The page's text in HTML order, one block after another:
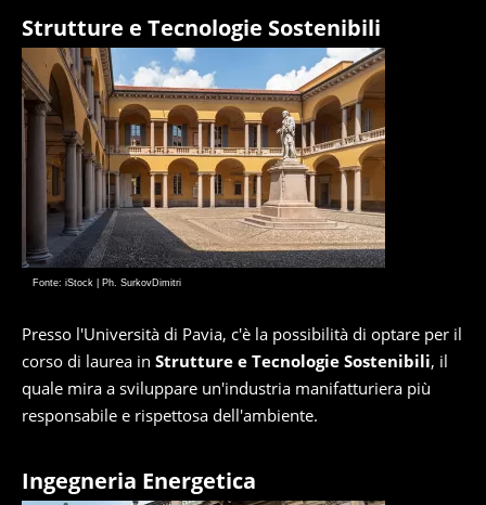
Strutture e Tecnologie Sostenibili
Fonte: iStock | Ph. SurkovDimitri
Presso l'Università di Pavia, c'è la possibilità di optare per il
corso di laurea in Strutture e Tecnologie Sostenibili, il
quale mira a sviluppare un'industria manifatturiera più
responsabile e rispettosa dell'ambiente.
Ingegneria Energetica